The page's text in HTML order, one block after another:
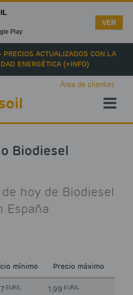
ACTUALIZADOS CON LA
ENERGÉTICA (+INFO)
Área de clientes
Biodiesel
hoy de Biodiesel
España
mínimo Precio máximo
EUR/L 1.99 EUR/L
Play
VER